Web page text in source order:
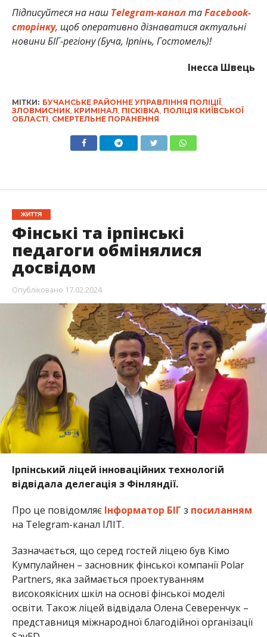
Підписуйтеся на наш Telegram-канал таFacebook-
сторінку, щоб оперативно дізнаватися актуальні
новини БІГ-регіону (Буча, Ірпінь, Гостомель)!
Інесса Швець
МІТКИ: БУЧАНСЬКЕ РАЙОННЕ УПРАВЛІННЯ ПОЛІЦІЇ,
ЗЛОВМИСНИК, КРИМІНАЛ, ПІСКІВКА, ПОЛІЦІЯ КИЇВСЬКОЇ
ОБЛАСТІ, СМЕРТЕЛЬНЕ ПОРАНЕННЯ
ЖИТТЯ
Фінські та ірпінські
педагоги обмінялися
досвідом
Опубліковано 17.02.2024
Ірпінський ліцей інноваційних технологій
відвідала делегація з Фінляндії.
Про це повідомляє Інформатор БІГ з посиланням
на Telegram-канал ІЛІТ.
Зазначається, що серед гостей ліцею був Кімо
Кумпулайнен – засновник фінської компанії Polar
Partners, яка займається проектуванням
високоякісних шкіл на основі фінської моделі
освіти. Також ліцей відвідала Олена Северенчук –
представниця міжнародної благодійної організації